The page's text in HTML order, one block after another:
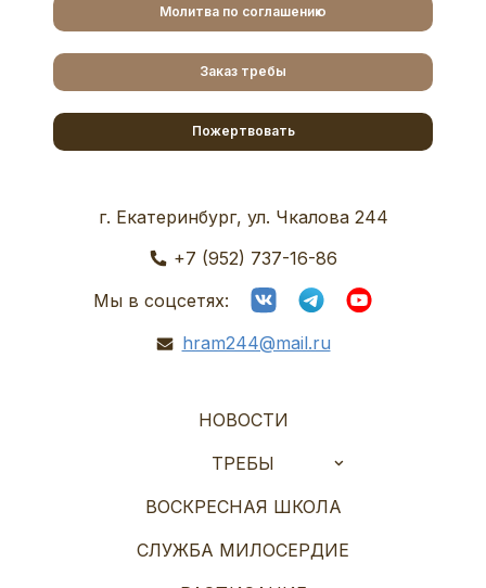
Молитва по соглашению
Заказ требы
Пожертвовать
г. Екатеринбург, ул. Чкалова 244
+7 (952) 737-16-86
Мы в соцсетях:
hram244@mail.ru
НОВОСТИ
ТРЕБЫ
ВОСКРЕСНАЯ ШКОЛА
СЛУЖБА МИЛОСЕРДИЕ